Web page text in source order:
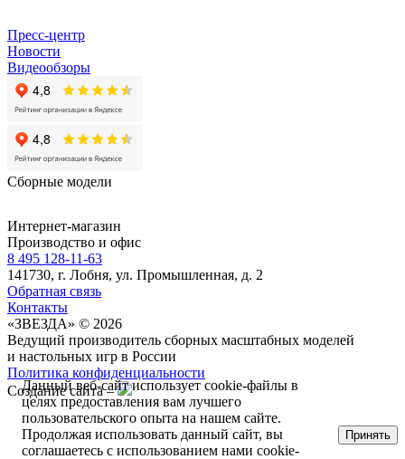
Пресс-центр
Новости
Видеообзоры
Сборные модели
Интернет-магазин
Производство и офис
8 495 128-11-63
141730, г. Лобня, ул. Промышленная, д. 2
Обратная связь
Контакты
«ЗВЕЗДА» © 2026
Ведущий производитель сборных масштабных моделей
и настольных игр в России
Политика конфиденциальности
Создание сайта –
Данный веб-сайт использует cookie-файлы в
целях предоставления вам лучшего
пользовательского опыта на нашем сайте.
Продолжая использовать данный сайт, вы
соглашаетесь с использованием нами cookie-
Принять